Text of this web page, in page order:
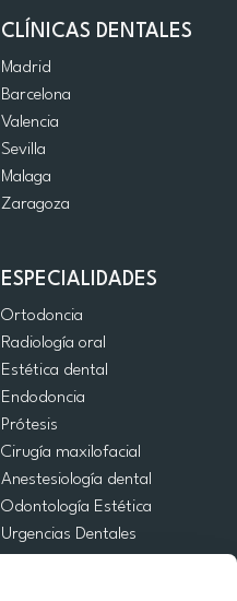
CLÍNICAS DENTALES
Madrid
Barcelona
Valencia
Sevilla
Malaga
Zaragoza
ESPECIALIDADES
Ortodoncia
Radiología oral
Estética dental
Endodoncia
Prótesis
Cirugía maxilofacial
Anestesiología dental
Odontología Estética
Urgencias Dentales